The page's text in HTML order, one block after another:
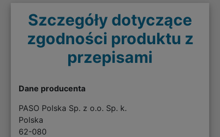
Szczegóły dotyczące
zgodności produktu z
przepisami
Dane producenta
PASO Polska Sp. z o.o. Sp. k.
Polska
62-080